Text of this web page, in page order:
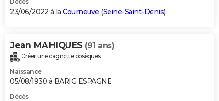
Décès
23/06/2022 à la Courneuve (Seine-Saint-Denis)
Jean MAHIQUES (91 ans)
Créer une cagnotte obsèques
Naissance
05/08/1930 à BARIG ESPAGNE
Décès